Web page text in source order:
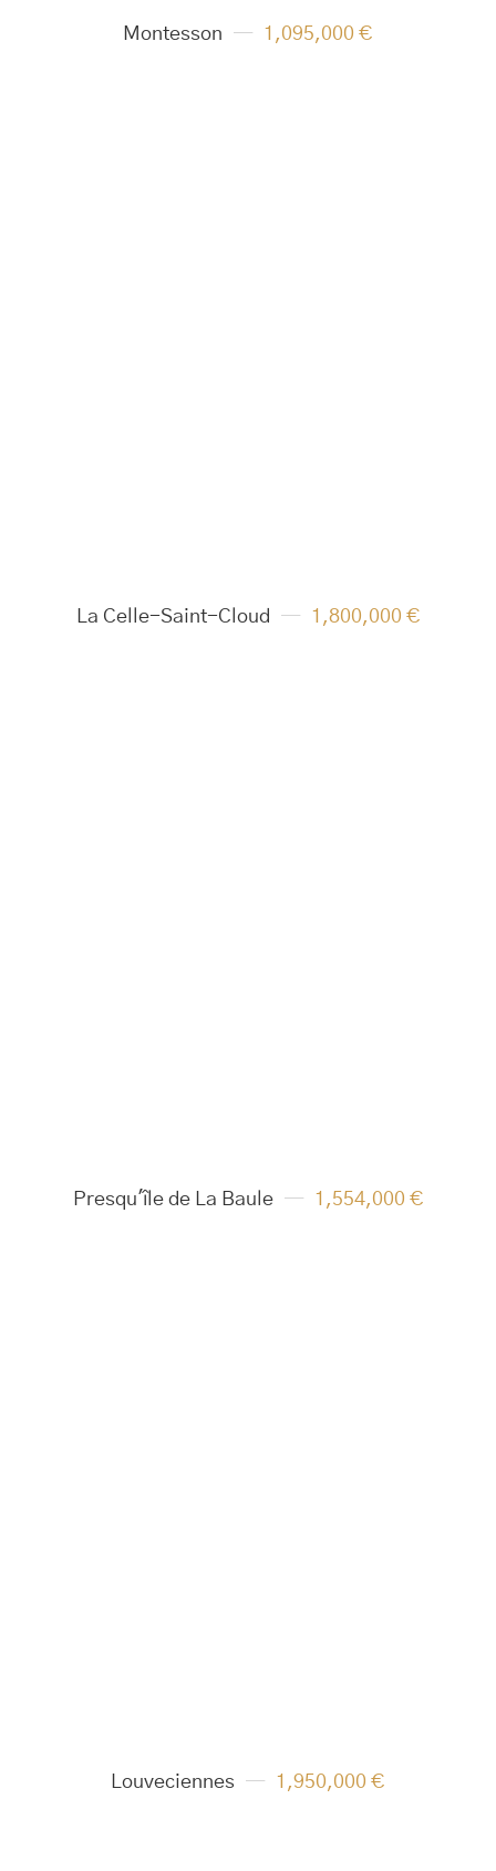
Montesson 1,095,000 €
La Celle-Saint-Cloud 1,800,000 €
Presqu'île de La Baule 1,554,000 €
Louveciennes 1,950,000 €